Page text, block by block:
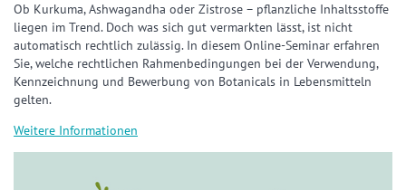
Ob Kurkuma, Ashwagandha oder Zistrose – pflanzliche Inhaltsstoffe
liegen im Trend. Doch was sich gut vermarkten lässt, ist nicht
automatisch rechtlich zulässig. In diesem Online-Seminar erfahren
Sie, welche rechtlichen Rahmenbedingungen bei der Verwendung,
Kennzeichnung und Bewerbung von Botanicals in Lebensmitteln
gelten.
Weitere Informationen